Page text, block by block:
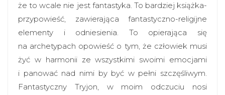
że to wcale nie jest fantastyka. To bardziej książka-
przypowieść, zawierająca fantastyczno-religijne
elementy i odniesienia. To opierająca się
na archetypach opowieść o tym, że człowiek musi
żyć w harmonii ze wszystkimi swoimi emocjami
i panować nad nimi by być w pełni szczęśliwym.
Fantastyczny Tryjon, w moim odczuciu nosi